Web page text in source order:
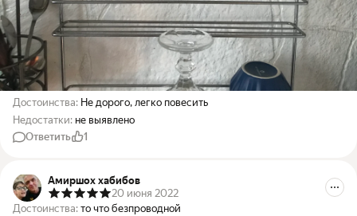
Достоинства: Не дорого, легко повесить
Недостатки: не выявлено
Ответить
1
Амиршох хабибов
20 июня 2022
Достоинства: то что безпроводной